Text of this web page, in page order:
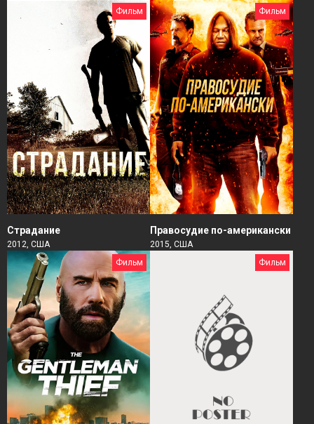
Фильм
Страдание
2012, США
Фильм
Правосудие по-американски
2015, США
Фильм
Фильм